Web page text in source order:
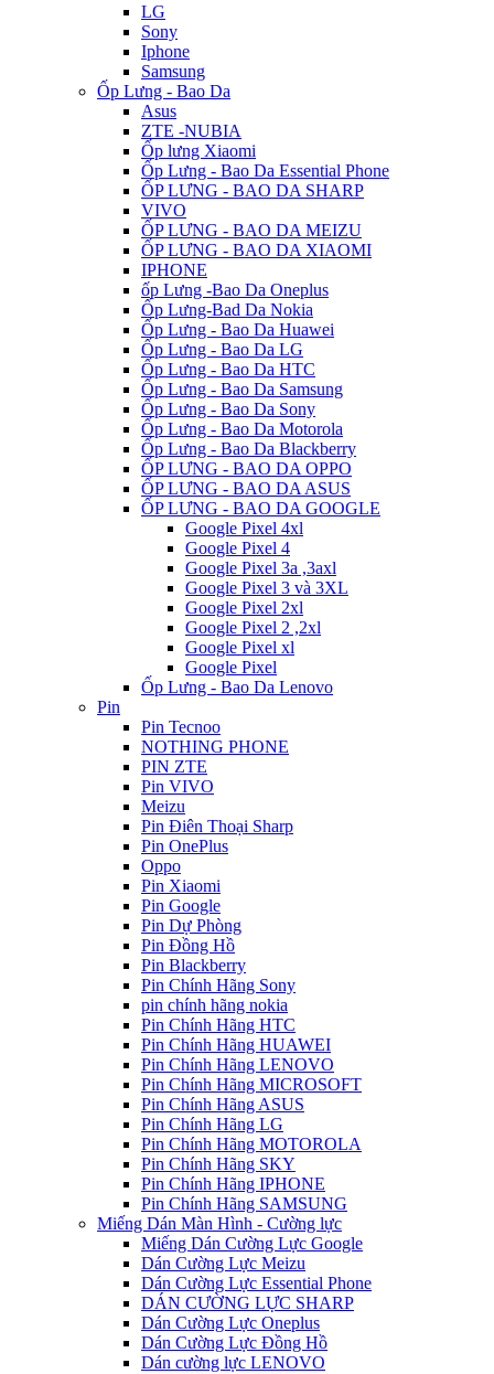
LG
Sony
Iphone
Samsung
Ốp Lưng - Bao Da
Asus
ZTE -NUBIA
Ốp lưng Xiaomi
Ốp Lưng - Bao Da Essential Phone
ỐP LƯNG - BAO DA SHARP
VIVO
ỐP LƯNG - BAO DA MEIZU
ỐP LƯNG - BAO DA XIAOMI
IPHONE
ốp Lưng -Bao Da Oneplus
Ốp Lưng-Bad Da Nokia
Ốp Lưng - Bao Da Huawei
Ốp Lưng - Bao Da LG
Ốp Lưng - Bao Da HTC
Ốp Lưng - Bao Da Samsung
Ốp Lưng - Bao Da Sony
Ốp Lưng - Bao Da Motorola
Ốp Lưng - Bao Da Blackberry
ỐP LƯNG - BAO DA OPPO
ỐP LƯNG - BAO DA ASUS
ỐP LƯNG - BAO DA GOOGLE
Google Pixel 4xl
Google Pixel 4
Google Pixel 3a ,3axl
Google Pixel 3 và 3XL
Google Pixel 2xl
Google Pixel 2 ,2xl
Google Pixel xl
Google Pixel
Ốp Lưng - Bao Da Lenovo
Pin
Pin Tecnoo
NOTHING PHONE
PIN ZTE
Pin VIVO
Meizu
Pin Điên Thoại Sharp
Pin OnePlus
Oppo
Pin Xiaomi
Pin Google
Pin Dự Phòng
Pin Đồng Hồ
Pin Blackberry
Pin Chính Hãng Sony
pin chính hãng nokia
Pin Chính Hãng HTC
Pin Chính Hãng HUAWEI
Pin Chính Hãng LENOVO
Pin Chính Hãng MICROSOFT
Pin Chính Hãng ASUS
Pin Chính Hãng LG
Pin Chính Hãng MOTOROLA
Pin Chính Hãng SKY
Pin Chính Hãng IPHONE
Pin Chính Hãng SAMSUNG
Miếng Dán Màn Hình - Cường lực
Miếng Dán Cường Lực Google
Dán Cường Lực Meizu
Dán Cường Lực Essential Phone
DÁN CƯỜNG LỰC SHARP
Dán Cường Lực Oneplus
Dán Cường Lực Đồng Hồ
Dán cường lực LENOVO